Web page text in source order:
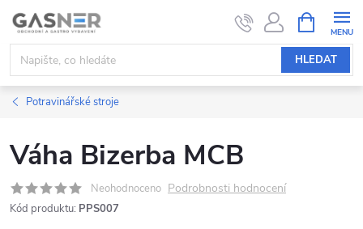
Přejít
obsah
HLEDAT
NÁKUPNÍ
KOŠÍK
Potravinářské stroje
Váha Bizerba MCB
Neohodnoceno Podrobnosti hodnocení
Kód produktu: PPS007